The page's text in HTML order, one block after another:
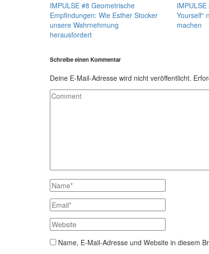
IMPULSE #8 Geometrische
Empfindungen: Wie Esther Stocker
unsere Wahrnehmung
herausfordert
IMPULSE
Yourself“
machen
Schreibe einen Kommentar
Deine E-Mail-Adresse wird nicht veröffentlicht.
Name, E-Mail-Adresse und Website in diesem